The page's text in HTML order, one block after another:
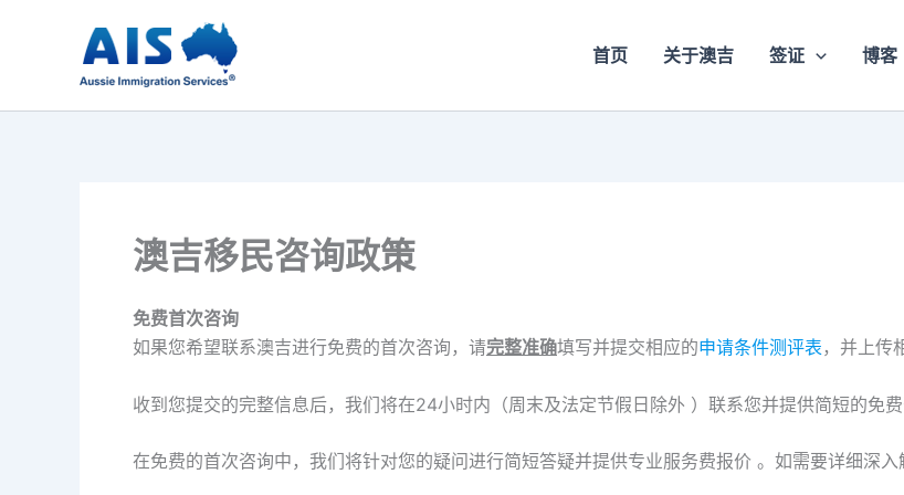
首页 关于澳吉 签证 博客
澳吉移民咨询政策
免费首次咨询
如果您希望联系澳吉进行免费的首次咨询，请完整准确填写并提交相应的申请条件测评表 ，并上传
收到您提交的完整信息后，我们将在24小时内（周末及法定节假日除外 ）联系您并提供简短的免
在免费的首次咨询中，我们将针对您的疑问进行简短答疑并提供专业服务费报价 。如需要详细深